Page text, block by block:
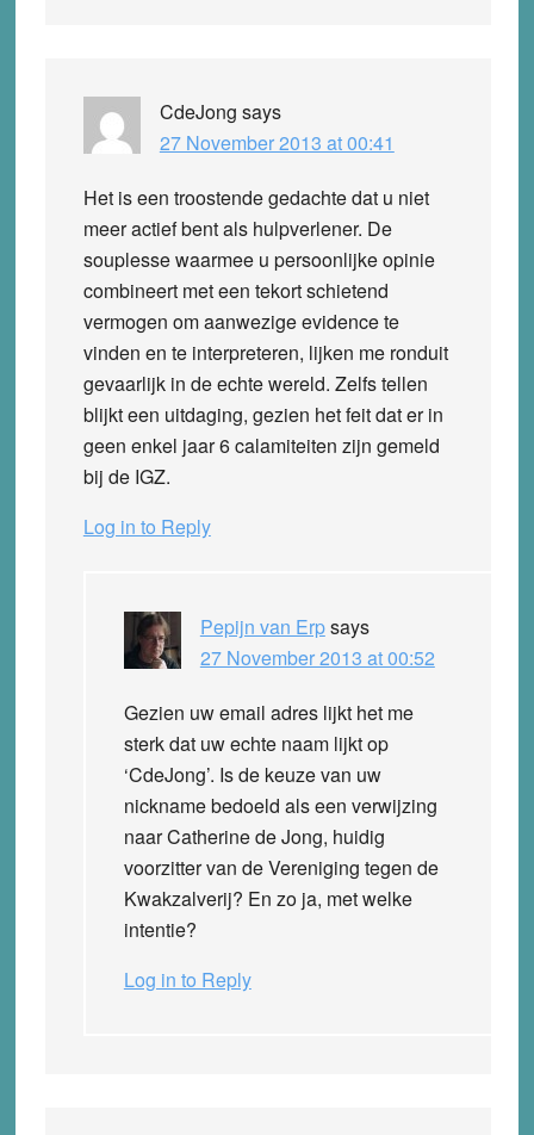
CdeJong says
27 November 2013 at 00:41
Het is een troostende gedachte dat u niet
meer actief bent als hulpverlener. De
souplesse waarmee u persoonlijke opinie
combineert met een tekort schietend
vermogen om aanwezige evidence te
vinden en te interpreteren, lijken me ronduit
gevaarlijk in de echte wereld. Zelfs tellen
blijkt een uitdaging, gezien het feit dat er in
geen enkel jaar 6 calamiteiten zijn gemeld
bij de IGZ.
Log in to Reply
Pepijn van Erpsays
27 November 2013 at 00:52
Gezien uw email adres lijkt het me
sterk dat uw echte naam lijkt op
‘CdeJong’. Is de keuze van uw
nickname bedoeld als een verwijzing
naar Catherine de Jong, huidig
voorzitter van de Vereniging tegen de
Kwakzalverij? En zo ja, met welke
intentie?
Log in to Reply